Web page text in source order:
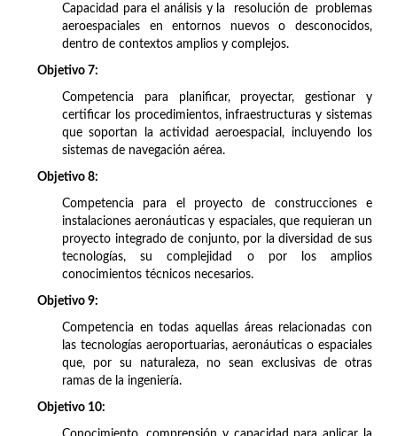
Capacidad para el análisis y la resolución de problemas
aeroespaciales en entornos nuevos o desconocidos,
dentro de contextos amplios y complejos.
Objetivo 7:
Competencia para planificar, proyectar, gestionar y
certificar los procedimientos, infraestructuras y sistemas
que soportan la actividad aeroespacial, incluyendo los
sistemas de navegación aérea.
Objetivo 8:
Competencia para el proyecto de construcciones e
instalaciones aeronáuticas y espaciales, que requieran un
proyecto integrado de conjunto, por la diversidad de sus
tecnologías, su complejidad o por los amplios
conocimientos técnicos necesarios.
Objetivo 9:
Competencia en todas aquellas áreas relacionadas con
las tecnologías aeroportuarias, aeronáuticas o espaciales
que, por su naturaleza, no sean exclusivas de otras
ramas de la ingeniería.
Objetivo 10: